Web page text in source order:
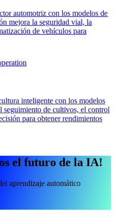
automotriz con los modelos de
mejora la seguridad vial, la
de vehículos para
inteligente con los modelos
de cultivos, el control
para obtener rendimientos
el futuro de la IA!
aprendizaje automático